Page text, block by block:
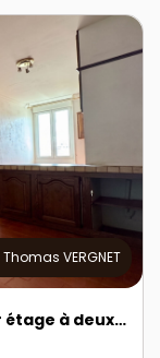
Thomas VERGNET
Appartement à vendre P3 - Dernier étage à deux pas de l'Église Saint-Paul